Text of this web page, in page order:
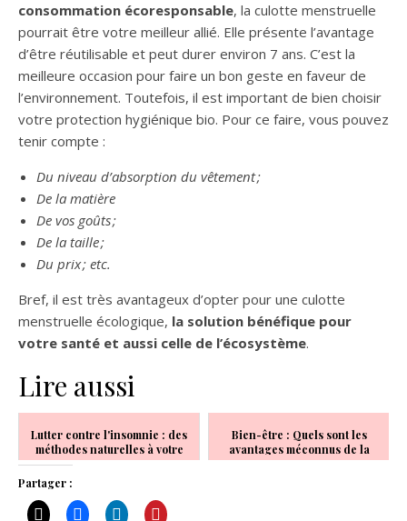
consommation écoresponsable, la culotte menstruelle
pourrait être votre meilleur allié. Elle présente l’avantage
d’être réutilisable et peut durer environ 7 ans. C’est la
meilleure occasion pour faire un bon geste en faveur de
l’environnement. Toutefois, il est important de bien choisir
votre protection hygiénique bio. Pour ce faire, vous pouvez
tenir compte :
Du niveau d’absorption du vêtement ;
De la matière
De vos goûts ;
De la taille ;
Du prix ; etc.
Bref, il est très avantageux d’opter pour une culotte
menstruelle écologique, la solution bénéfique pour
votre santé et aussi celle de l’écosystème.
Lire aussi
Lutter contre l'insomnie : des
méthodes naturelles à votre
service
Bien-être : Quels sont les
avantages méconnus de la
vitamine B8 ?
Partager :